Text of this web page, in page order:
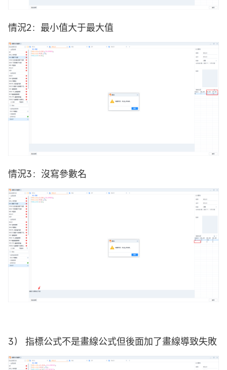
情況2：最小值大于最大值
情況3：沒寫參數名
3） 指標公式不是畫線公式但後面加了畫線導致失敗